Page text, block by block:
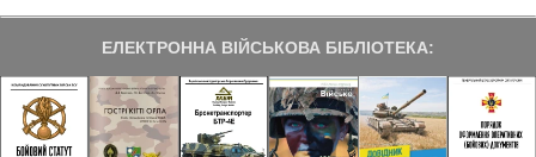
ЕЛЕКТРОННА ВІЙСЬКОВА БІБЛІОТЕКА: